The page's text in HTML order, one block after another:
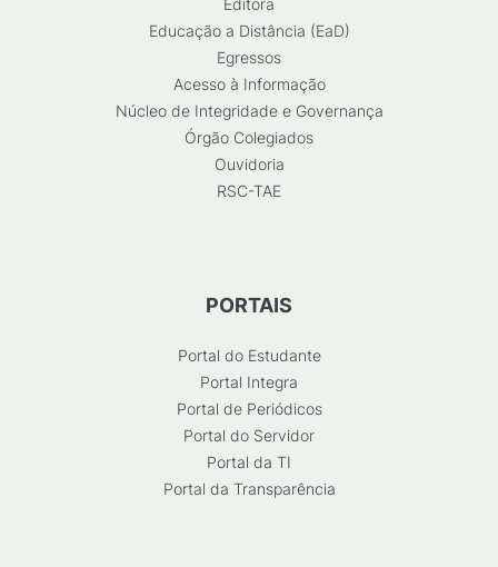
Editora
Educação a Distância (EaD)
Egressos
Acesso à Informação
Núcleo de Integridade e Governança
Órgão Colegiados
Ouvidoria
RSC-TAE
PORTAIS
Portal do Estudante
Portal Integra
Portal de Periódicos
Portal do Servidor
Portal da TI
Portal da Transparência